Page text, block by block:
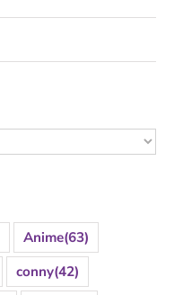
Anime(63)
conny(42)